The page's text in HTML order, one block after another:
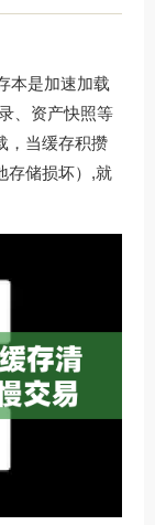
本是加速加载
、资产快照等
，当缓存积攒
存储损坏）,就